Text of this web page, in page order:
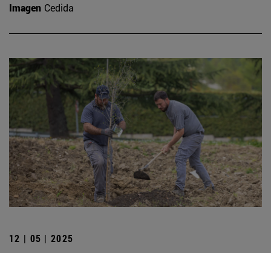
Imagen Cedida
12 | 05 | 2025